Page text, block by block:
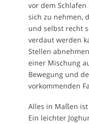
vor dem
sich zu nehmen,
und selbst recht
verdaut werden
Stellen
einer Mischung
Bewegung und
vorkommenden
Alles in Maßen
Ein leichter